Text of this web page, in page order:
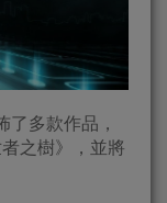
了多款作品，
之樹》，並將